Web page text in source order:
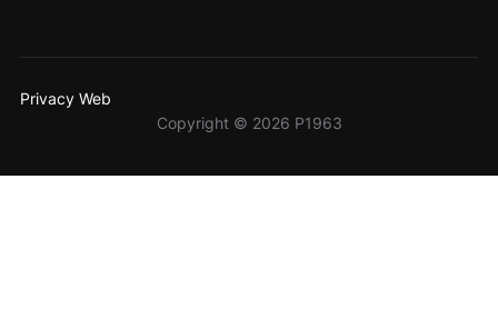
Privacy Web
Copyright © 2026 P1963